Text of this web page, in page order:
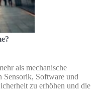
als mechanische
Sensorik, Software und
zu erhöhen und die